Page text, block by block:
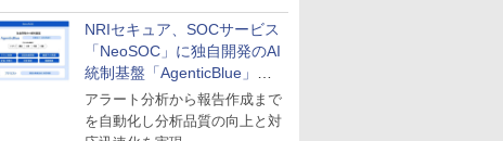
「scSQUARE ISP」の連携サ
ービスを提供開始
NRIセキュア、SOCサービス
「NeoSOC」に独自開発のAI
統制基盤「AgenticBlue」を
導入
アラート分析から報告作成まで
を自動化し分析品質の向上と対